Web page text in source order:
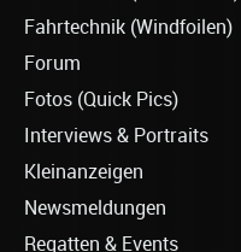
Fahrtechnik (Windfoilen)
Forum
Fotos (Quick Pics)
Interviews & Portraits
Kleinanzeigen
Newsmeldungen
Regatten & Events